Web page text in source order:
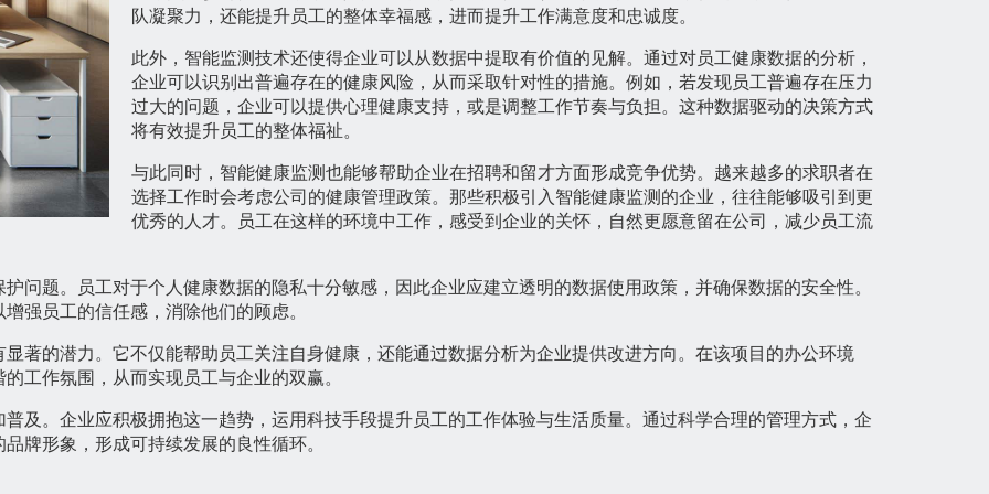
队凝聚力，还能提升员工的整体幸福感，进而提升工作满意度和忠诚度。
此外，智能监测技术还使得企业可以从数据中提取有价值的见解。通过对员工健康数据的分析，
企业可以识别出普遍存在的健康风险，从而采取针对性的措施。例如，若发现员工普遍存在压力
过大的问题，企业可以提供心理健康支持，或是调整工作节奏与负担。这种数据驱动的决策方式
将有效提升员工的整体福祉。
与此同时，智能健康监测也能够帮助企业在招聘和留才方面形成竞争优势。越来越多的求职者在
选择工作时会考虑公司的健康管理政策。那些积极引入智能健康监测的企业，往往能够吸引到更
优秀的人才。员工在这样的环境中工作，感受到企业的关怀，自然更愿意留在公司，减少员工流
问题。员工对于个人健康数据的隐私十分敏感，因此企业应建立透明的数据使用政策，并确保数据的安全性。
强员工的信任感，消除他们的顾虑。
著的潜力。它不仅能帮助员工关注自身健康，还能通过数据分析为企业提供改进方向。在该项目的办公环境
工作氛围，从而实现员工与企业的双赢。
及。企业应积极拥抱这一趋势，运用科技手段提升员工的工作体验与生活质量。通过科学合理的管理方式，企
牌形象，形成可持续发展的良性循环。